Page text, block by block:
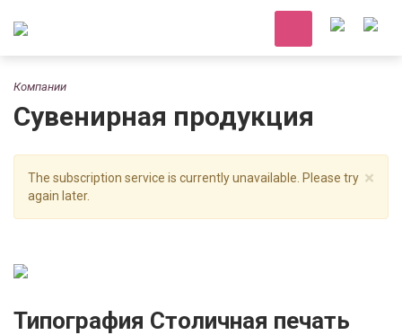
Компании
Сувенирная продукция
×
The subscription service is currently unavailable. Please try
again later.
Типография Столичная печать